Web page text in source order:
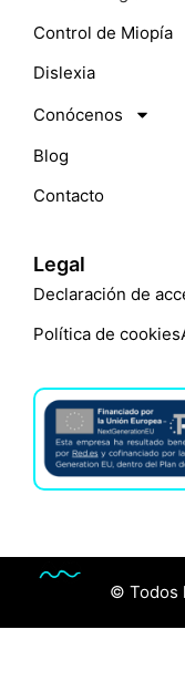
Control de Miopía
Dislexia
Conócenos
Blog
Contacto
Legal
Declaración de
Política de cookies
© Todos